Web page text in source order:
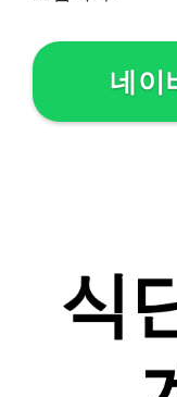
네이